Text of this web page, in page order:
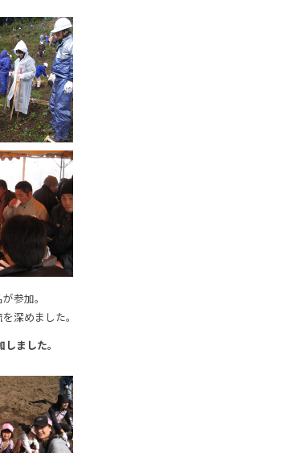
参加。
深めました。
ました。